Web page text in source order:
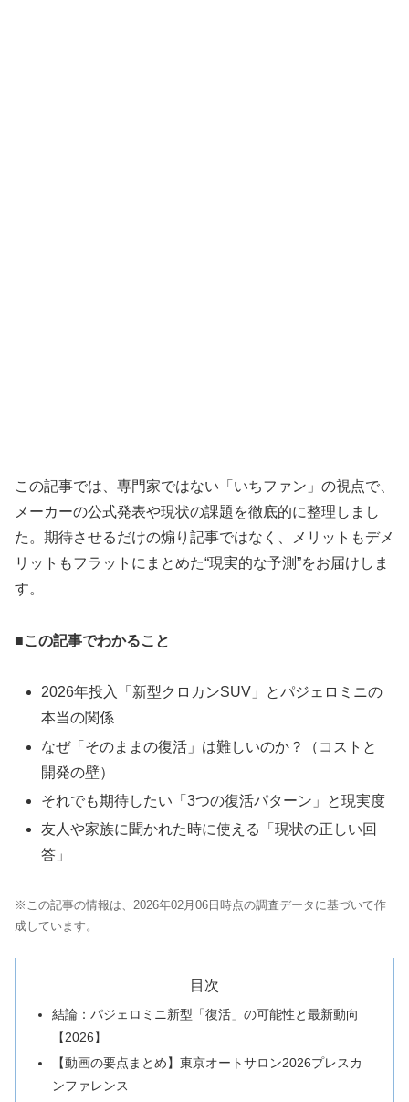
この記事では、専門家ではない「いちファン」の視点で、
メーカーの公式発表や現状の課題を徹底的に整理しまし
た。期待させるだけの煽り記事ではなく、メリットもデメ
リットもフラットにまとめた“現実的な予測”をお届けしま
す。
■この記事でわかること
2026年投入「新型クロカンSUV」とパジェロミニの
本当の関係
なぜ「そのままの復活」は難しいのか？（コストと
開発の壁）
それでも期待したい「3つの復活パターン」と現実度
友人や家族に聞かれた時に使える「現状の正しい回
答」
※この記事の情報は、2026年02月06日時点の調査データに基づいて作
成しています。
目次
結論：パジェロミニ新型「復活」の可能性と最新動向
【2026】
【動画の要点まとめ】東京オートサロン2026プレスカ
ンファレンス